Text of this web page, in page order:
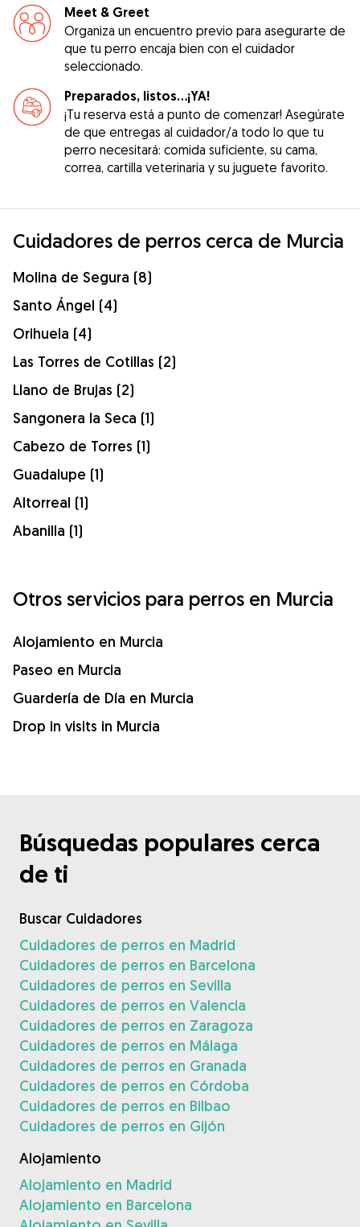
Meet & Greet
Organiza un encuentro previo para asegurarte de
que tu perro encaja bien con el cuidador
seleccionado.
Preparados, listos...¡YA!
¡Tu reserva está a punto de comenzar! Asegúrate
de que entregas al cuidador/a todo lo que tu
perro necesitará: comida suficiente, su cama,
correa, cartilla veterinaria y su juguete favorito.
Cuidadores de perros cerca de Murcia
Molina de Segura (8)
Santo Ángel (4)
Orihuela (4)
Las Torres de Cotillas (2)
Llano de Brujas (2)
Sangonera la Seca (1)
Cabezo de Torres (1)
Guadalupe (1)
Altorreal (1)
Abanilla (1)
Otros servicios para perros en Murcia
Alojamiento en Murcia
Paseo en Murcia
Guardería de Día en Murcia
Drop in visits in Murcia
Búsquedas populares cerca
de ti
Buscar Cuidadores
Cuidadores de perros en Madrid
Cuidadores de perros en Barcelona
Cuidadores de perros en Sevilla
Cuidadores de perros en Valencia
Cuidadores de perros en Zaragoza
Cuidadores de perros en Málaga
Cuidadores de perros en Granada
Cuidadores de perros en Córdoba
Cuidadores de perros en Bilbao
Cuidadores de perros en Gijón
Alojamiento
Alojamiento en Madrid
Alojamiento en Barcelona